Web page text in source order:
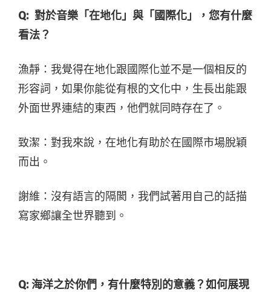
Q: 對於音樂「在地化」與「國際化」，您有什麼
看法？
漁靜：我覺得在地化跟國際化並不是一個相反的
形容詞，如果你能從有根的文化中，生長出能跟
外面世界連結的東西，他們就同時存在了。
致潔：對我來說，在地化有助於在國際市場脫穎
而出。
謝維：沒有語言的隔閡，我們試著用自己的話描
寫家鄉讓全世界聽到。
Q: 海洋之於你們，有什麼特別的意義？如何展現